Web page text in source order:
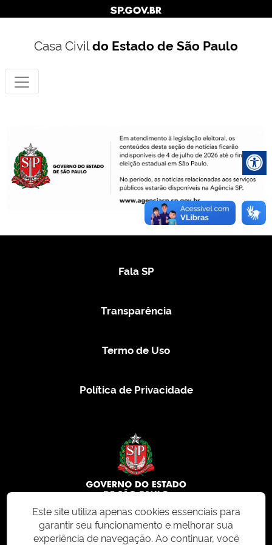
Casa Civildo Estado de São Paulo
Fala SP
Transparência
Termo de Uso
Política de Privacidade
© 2026 CMS.SP.GOV.BR. Todos os direitos reservados.
Este site utiliza apenas cookies essenciais para
garantir seu funcionamento e melhorar sua
experiência de navegação. Ao continuar, você